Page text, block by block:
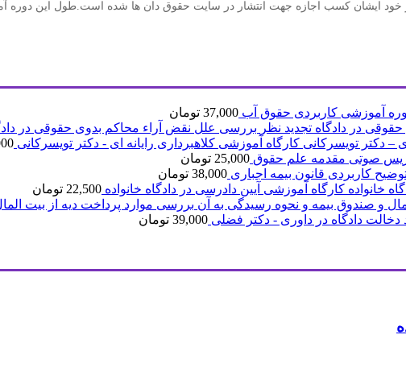
آموزشی کاربردی حقوق آب 37,000 تومان
بررسی علل نقض آراء محاکم بدوی حقوقی در
کارگاه آموزشی کلاهبرداری رایانه ای - دکتر تویسرکانی
صوتی مقدمه علم حقوق 25,000 تومان
کاربردی قانون بیمه اجباری 38,000 تومان
کارگاه آموزشی آیین دادرسی در دادگاه خانواده 22,500 تومان
بررسی موارد پرداخت دیه از بیت
دخالت دادگاه در داوری - دکتر فضلی 39,000 تومان